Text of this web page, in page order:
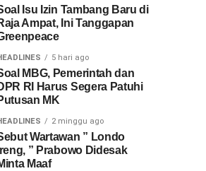
Isu Izin Tambang Baru di
Ampat, Ini Tanggapan
5 hari ago
MBG, Pemerintah dan
RI Harus Segera Patuhi
MK
2 minggu ago
Wartawan ” Londo
Ireng, ” Prabowo Didesak
Maaf